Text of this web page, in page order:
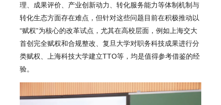
理、成果评价、产业创新动力、转化服务能力等体制机制与
转化生态方面存在难点，但针对这些问题目前在积极推动以
“赋权”为核心的改革试点，尤其在高校层面，例如上海交大
首创完全赋权和合规整改、复旦大学对职务科技成果进行分
类赋权、上海科技大学建立TTO等，均是值得参考借鉴的经
验。